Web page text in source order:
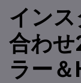
イン
合わせ
ラー